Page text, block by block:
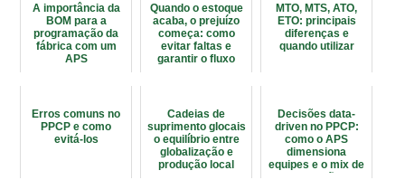
A importância da
BOM para a
programação da
fábrica com um
APS
Quando o estoque
acaba, o prejuízo
começa: como
evitar faltas e
garantir o fluxo
MTO, MTS, ATO,
ETO: principais
diferenças e
quando utilizar
Erros comuns no
PPCP e como
evitá-los
Cadeias de
suprimento glocais
o equilíbrio entre
globalização e
produção local
Decisões data-
driven no PPCP:
como o APS
dimensiona
equipes e o mix de